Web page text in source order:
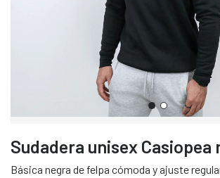
Sudadera unisex Casiopea
Básica negra de felpa cómoda y ajuste